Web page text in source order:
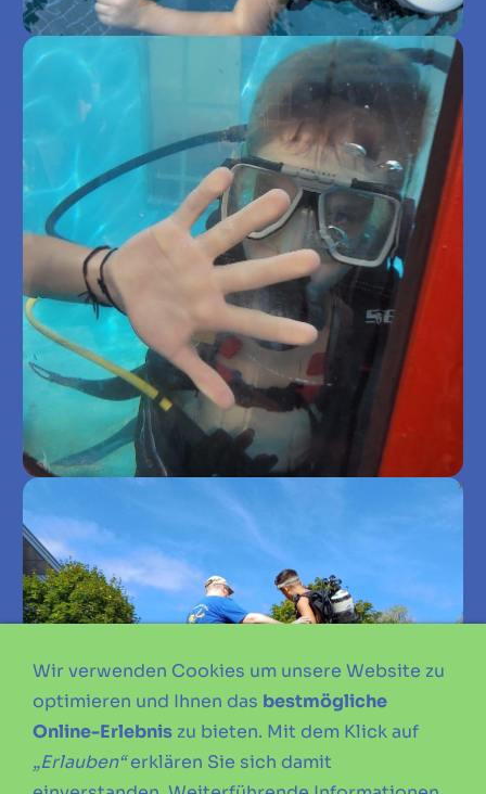
Wir verwenden Cookies um unsere Website zu
optimieren und Ihnen das bestmögliche
Online-Erlebnis zu bieten. Mit dem Klick auf
„Erlauben“erklären Sie sich damit